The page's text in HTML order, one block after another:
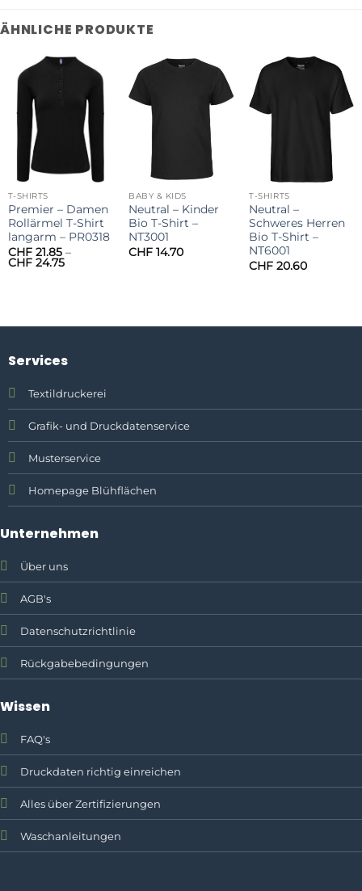
ÄHNLICHE PRODUKTE
T-SHIRTS
Premier – Damen
Rollärmel T-Shirt
langarm – PR0318
CHF21.85 –
CHF24.75Preisspanne:
BABY & KIDS
Neutral – Kinder
Bio T-Shirt –
NT3001
CHF 14.70
T-SHIRTS
Neutral –
Schweres Herren
Bio T-Shirt –
NT6001
CHF 20.60
Services
Textildruckerei
Grafik- und Druckdatenservice
Musterservice
Homepage Blühflächen
Unternehmen
Über uns
AGB's
Datenschutzrichtlinie
Rückgabebedingungen
Wissen
FAQ's
Druckdaten richtig einreichen
Alles über Zertifizierungen
Waschanleitungen